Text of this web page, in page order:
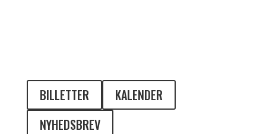
BILLETTER
KALENDER
NYHEDSBREV